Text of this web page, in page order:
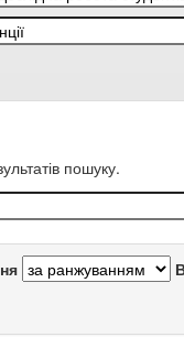
пошуку.